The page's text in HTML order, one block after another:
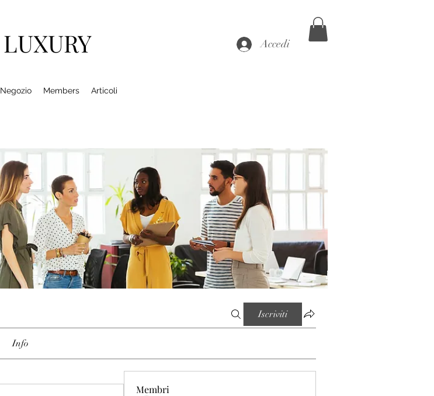
LUXURY Accedi
Negozio Members Articoli
Iscriviti
Info
Membri